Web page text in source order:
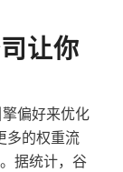
让你
偏好来优化
多的权重流
据统计，谷